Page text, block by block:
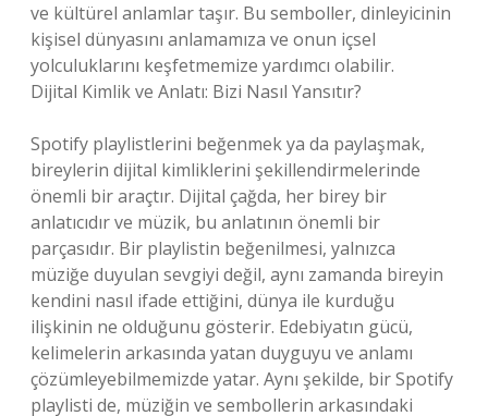
ve kültürel anlamlar taşır. Bu semboller, dinleyicinin
kişisel dünyasını anlamamıza ve onun içsel
yolculuklarını keşfetmemize yardımcı olabilir.
Dijital Kimlik ve Anlatı: Bizi Nasıl Yansıtır?
Spotify playlistlerini beğenmek ya da paylaşmak,
bireylerin dijital kimliklerini şekillendirmelerinde
önemli bir araçtır. Dijital çağda, her birey bir
anlatıcıdır ve müzik, bu anlatının önemli bir
parçasıdır. Bir playlistin beğenilmesi, yalnızca
müziğe duyulan sevgiyi değil, aynı zamanda bireyin
kendini nasıl ifade ettiğini, dünya ile kurduğu
ilişkinin ne olduğunu gösterir. Edebiyatın gücü,
kelimelerin arkasında yatan duyguyu ve anlamı
çözümleyebilmemizde yatar. Aynı şekilde, bir Spotify
playlisti de, müziğin ve sembollerin arkasındaki